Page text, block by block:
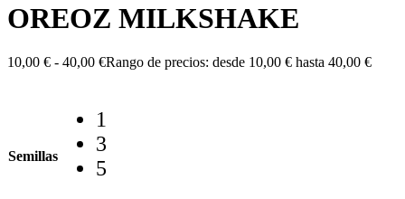
OREOZ MILKSHAKE
10,00 € - 40,00 €Rango de precios: desde 10,00 € hasta 40,00 €
Semillas
1
3
5